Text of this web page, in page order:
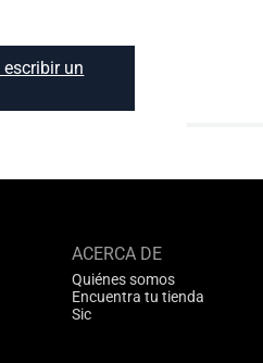
un
ACERCA DE
Quiénes somos
Encuentra tu tienda
Sic